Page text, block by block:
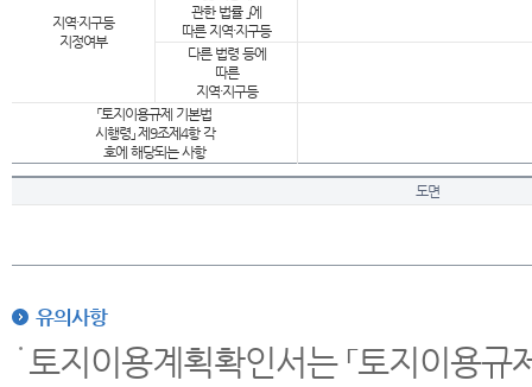
지역·지구등
지정여부
관한 법률 」에
따른 지역·지구등
다른 법령 등에
따른
지역·지구등
「토지이용규제 기본법
시행령」 제9조제4항 각
호에 해당되는 사항
도면
유의사항
토지이용계획확인서는 「토지이용